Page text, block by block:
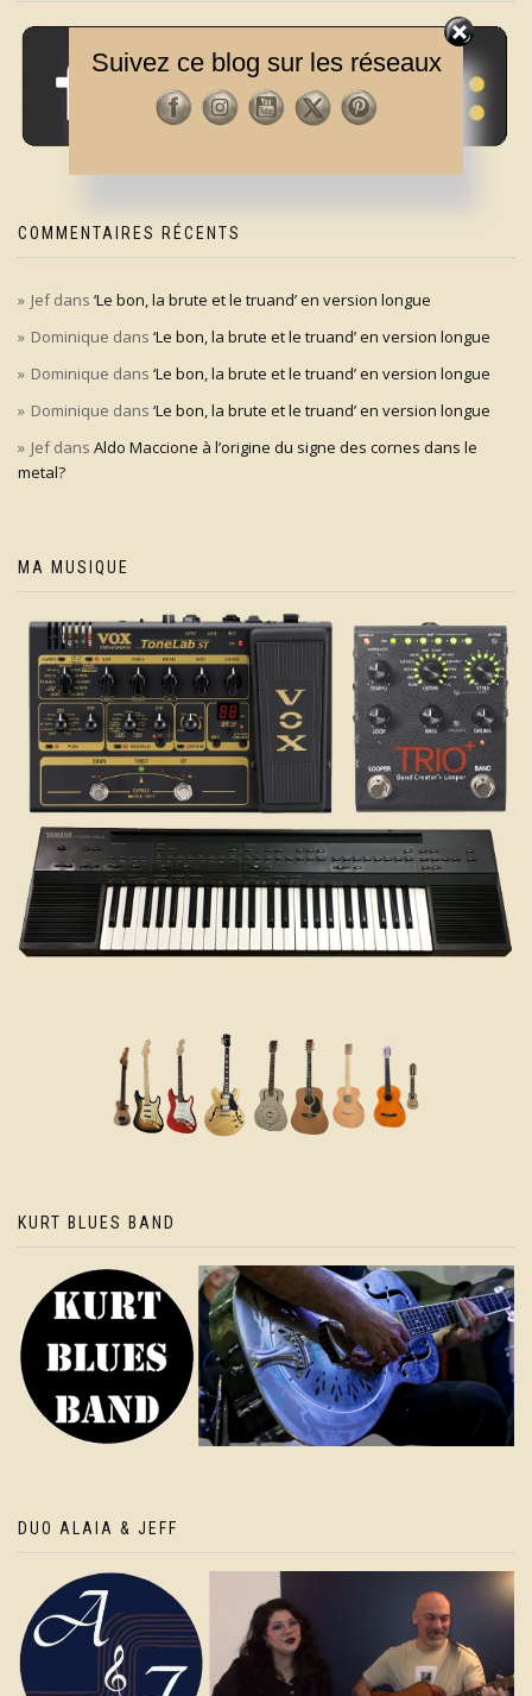
COMMENTAIRES RÉCENTS
Jefdans ‘Le bon, la brute et le truand’ en version longue
Dominique dans ‘Le bon, la brute et le truand’ en version longue
Dominique dans ‘Le bon, la brute et le truand’ en version longue
Dominique dans ‘Le bon, la brute et le truand’ en version longue
Jefdans Aldo Maccione à l’origine du signe des cornes dans le
metal?
MA MUSIQUE
KURT BLUES BAND
DUO ALAIA & JEFF
Suivez ce blog sur les réseaux